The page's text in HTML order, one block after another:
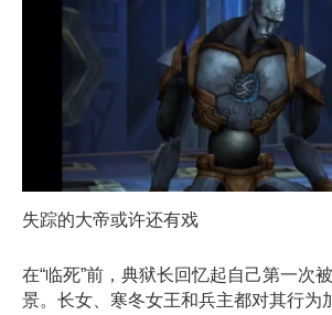
失踪的大帝或许还有戏
在“临死”前，典狱长回忆起自己第一次
景。长女、寒冬女王和兵主都对其行为